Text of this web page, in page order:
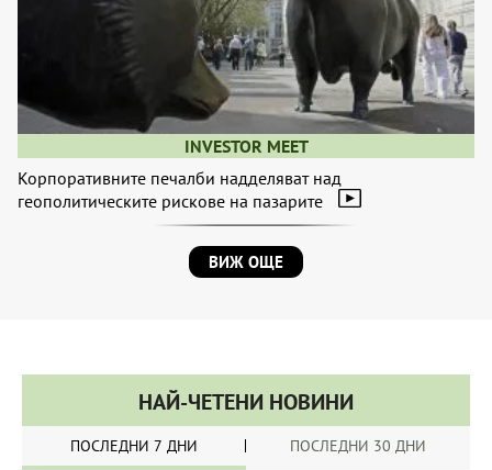
INVESTOR MEET
Корпоративните печалби надделяват над
геополитическите рискове на пазарите
ВИЖ ОЩЕ
НАЙ-ЧЕТЕНИ НОВИНИ
ПОСЛЕДНИ 7 ДНИ ПОСЛЕДНИ 30 ДНИ